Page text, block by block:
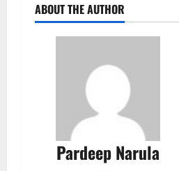
ABOUT THE AUTHOR
Pardeep Narula